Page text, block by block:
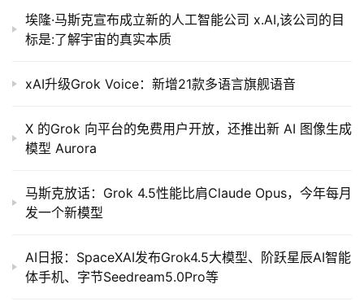
埃隆·马斯克宣布成立新的人工智能公司 x.AI,该公司的目
标是:了解宇宙的真实本质
xAI升级Grok Voice：新增21款多语言旗舰语音
X 的Grok 向平台的免费用户开放，还推出新 AI 图像生成
模型 Aurora
马斯克放话：Grok 4.5性能比肩Claude Opus，今年每月
发一个新模型
AI日报：SpaceXAI发布Grok4.5大模型、阶跃星辰AI智能
体手机、字节Seedream5.0Pro等